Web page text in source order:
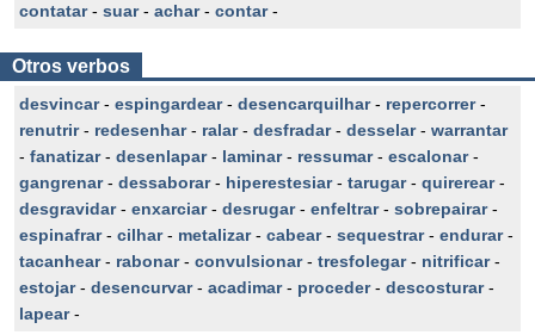
contatar- suar- achar- contar-
Otros verbos
desvincar- espingardear- desencarquilhar- repercorrer-
renutrir- redesenhar- ralar- desfradar- desselar- warrantar
- fanatizar- desenlapar- laminar- ressumar- escalonar-
gangrenar- dessaborar- hiperestesiar- tarugar- quirerear-
desgravidar- enxarciar- desrugar- enfeltrar- sobrepairar-
espinafrar- cilhar- metalizar- cabear- sequestrar- endurar-
tacanhear- rabonar- convulsionar- tresfolegar- nitrificar-
estojar- desencurvar- acadimar- proceder- descosturar-
lapear-